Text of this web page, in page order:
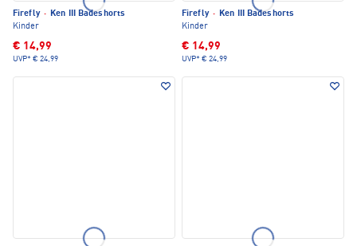
Firefly · Ken III Badeshorts
Kinder
€ 14,99
UVP* € 24,99
Firefly · Ken III Badeshorts
Kinder
€ 14,99
UVP* € 24,99